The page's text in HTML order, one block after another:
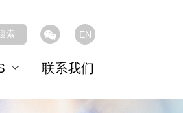
EN
索
联系我们